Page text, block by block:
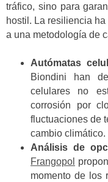
tráfico, sino para
hostil. La resiliencia
a una metodología de
Autómatas
Biondini han
celulares no
corrosión por
fluctuaciones de
cambio climático.
Análisis de
Frangopol
momento de los